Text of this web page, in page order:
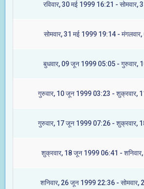
रविवार, 30 मई 1999 16:21 - सोमवार,
सोमवार, 31 मई 1999 19:14 -
बुधवार, 09 जून 1999 05:05 - गुरुवार,
गुरुवार, 10 जून 1999 03:23 - शुक्रवार,
गुरुवार, 17 जून 1999 07:26 - शुक्रवार,
शुक्रवार, 18 जून 1999 06:41 -
शनिवार, 26 जून 1999 22:36 - सोमवार,